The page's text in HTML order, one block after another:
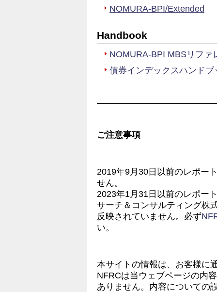
NOMURA-BPI/Extended
Handbook
NOMURA-BPI MBSリファ
債券インデックスハンド
ご注意事項
2019年9月30日以前のレポー
せん。
2023年1月31日以前のレポー
サーチ＆コンサルティング株
反映されていません。必ず
い。
本サイトの情報は、お客様に
NFRCは当ウェブページの内
ありません。内容についての